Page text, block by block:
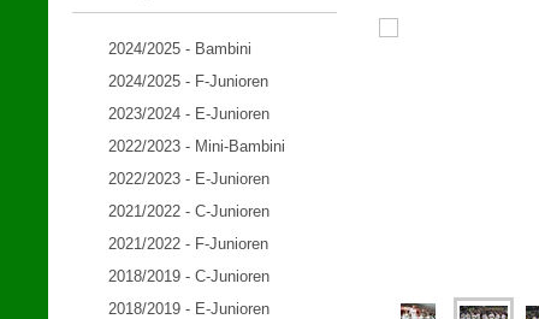
2024/2025 - Bambini
2024/2025 - F-Junioren
2023/2024 - E-Junioren
2022/2023 - Mini-Bambini
2022/2023 - E-Junioren
2021/2022 - C-Junioren
2021/2022 - F-Junioren
2018/2019 - C-Junioren
2018/2019 - E-Junioren